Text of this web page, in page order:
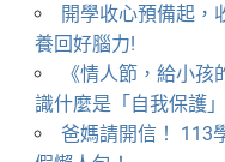
開學收心預備起，
養回好腦力!
《情人節，給小
識什麼是「自我保護」
爸媽請開信！ 113